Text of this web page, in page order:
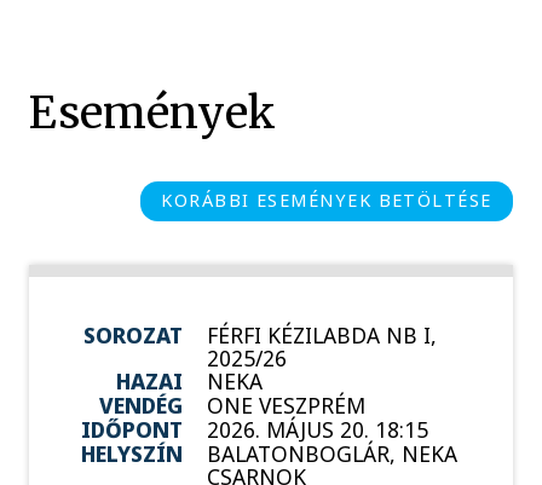
Események
KORÁBBI ESEMÉNYEK BETÖLTÉSE
SOROZAT FÉRFI KÉZILABDA NB I,
2025/26
HAZAI
NEKA
VENDÉG
ONE VESZPRÉM
IDŐPONT
2026. MÁJUS 20. 18:15
HELYSZÍN
BALATONBOGLÁR, NEKA
CSARNOK